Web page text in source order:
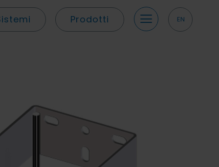
Prodotti EN